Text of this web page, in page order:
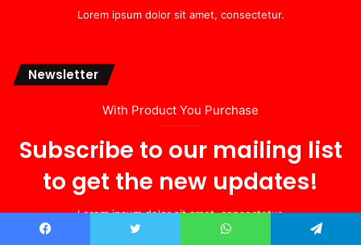
Lorem ipsum dolor sit amet, consectetur.
Newsletter
With Product You Purchase
Subscribe to our mailing list
to get the new updates!
Lorem ipsum dolor sit amet, consectetur.